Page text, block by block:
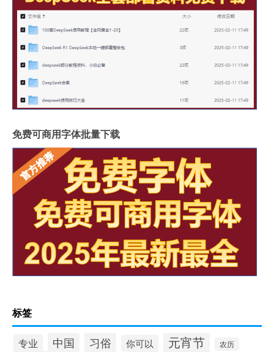
免费可商用字体批量下载
标签
专业 中国 习俗 你可以 元宵节 农历